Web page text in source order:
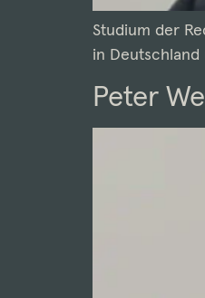
Studium der
in
Peter